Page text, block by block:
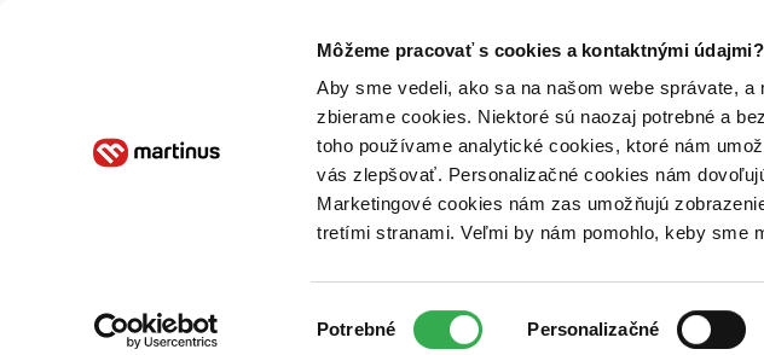
Môžeme pracovať s cookies a kontaktnými údajmi?
Aby sme vedeli, ako sa na našom webe správate,
zbierame cookies. Niektoré sú naozaj potrebné a
toho používame analytické cookies, ktoré nám
vás zlepšovať. Personalizačné cookies nám
Marketingové cookies nám zas umožňujú
tretími stranami. Veľmi by nám pomohlo, keby sme
súhlasu
Potrebné Personalizačné
Poukážky Kontakt